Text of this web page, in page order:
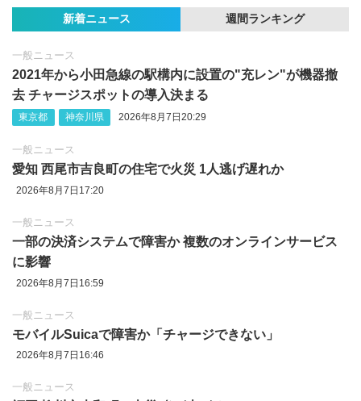
新着ニュース 週間ランキング
一般ニュース
2021年から小田急線の駅構内に設置の"充レン"が機器撤
去 チャージスポットの導入決まる
東京都 神奈川県 2026年8月7日20:29
一般ニュース
愛知 西尾市吉良町の住宅で火災 1人逃げ遅れか
2026年8月7日17:20
一般ニュース
一部の決済システムで障害か 複数のオンラインサービス
に影響
2026年8月7日16:59
一般ニュース
モバイルSuicaで障害か「チャージできない」
2026年8月7日16:46
一般ニュース